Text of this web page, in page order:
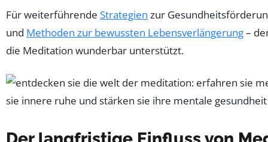
Für weiterführende Strategien zur
und Methoden zur bewussten Lebensverlängerung–
die Meditation wunderbar unterstützt.